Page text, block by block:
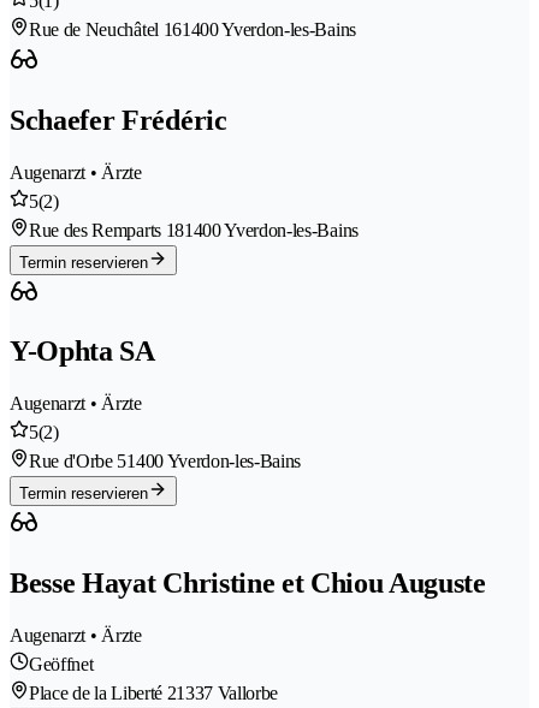
Rue de Neuchâtel 161400 Yverdon-les-Bains
Schaefer Frédéric
Augenarzt • Ärzte
5(2)
Rue des Remparts 181400 Yverdon-les-Bains
Termin reservieren
Y-Ophta SA
Augenarzt • Ärzte
5(2)
Rue d'Orbe 51400 Yverdon-les-Bains
Termin reservieren
Besse Hayat Christine et Chiou Auguste
Augenarzt • Ärzte
Geöffnet
Place de la Liberté 21337 Vallorbe